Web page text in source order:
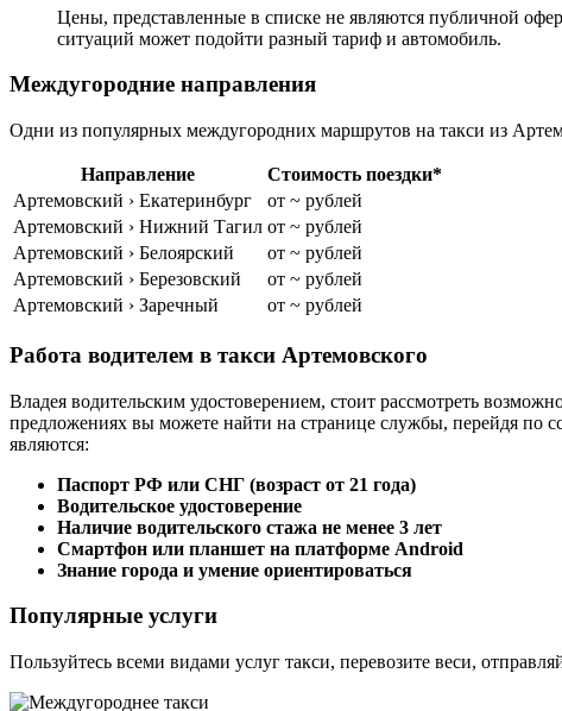
Цены, представленные в списке не являются публичной
ситуаций может подойти разный тариф и автомобиль.
Междугородние направления
Одни из популярных междугородних маршрутов на такси из
Направление
Стоимость поездки*
Артемовский › Екатеринбург
от ~ рублей
Артемовский › Нижний Тагил от ~ рублей
Артемовский › Белоярский
от ~ рублей
Артемовский › Березовский
от ~ рублей
Артемовский › Заречный
от ~ рублей
Работа водителем в такси Артемовского
Владея водительским удостоверением, стоит рассмотреть
предложениях вы можете найти на странице службы, перейдя по
являются:
Паспорт РФ или СНГ (возраст от 21 года)
Водительское удостоверение
Наличие водительского стажа не менее 3 лет
Смартфон или планшет на платформе Android
Знание города и умение ориентироваться
Популярные услуги
Пользуйтесь всеми видами услуг такси, перевозите веси,